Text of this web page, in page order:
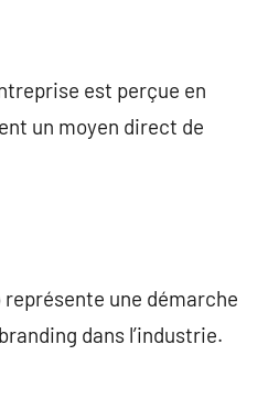
est perçue en
un moyen direct de
représente une démarche
dans l’industrie.